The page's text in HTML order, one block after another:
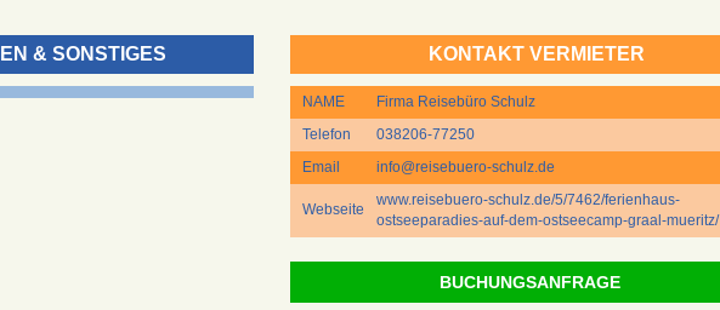
& SONSTIGES KONTAKT VERMIETER
NAME
Firma Reisebüro Schulz
Telefon
038206-77250
Email
info@reisebuero-schulz.de
Webseite
www.reisebuero-schulz.de/5/7462/ferienhaus-
ostseeparadies-auf-dem-ostseecamp-graal-mueritz/
BUCHUNGSANFRAGE